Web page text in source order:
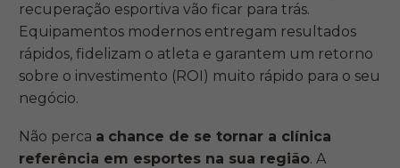
recuperação esportiva vão ficar para trás.
Equipamentos modernos entregam resultados
rápidos, fidelizam o atleta e garantem um retorno
sobre o investimento (ROI) muito rápido para o seu
negócio.
Não perca a chance de se tornar a clínica
referência em esportes na sua região. A